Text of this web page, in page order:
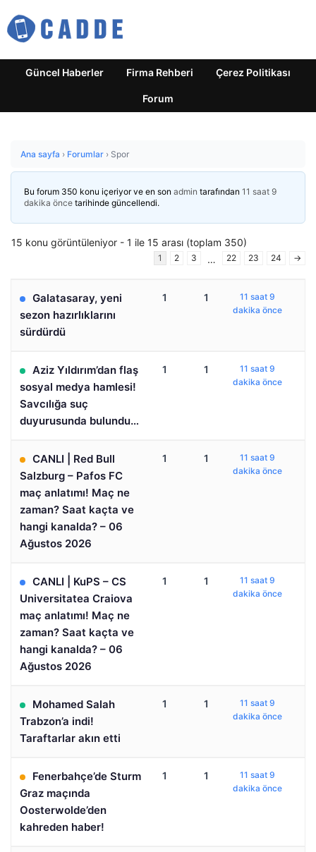
Güncel Haberler Firma Rehberi Çerez Politikası
Forum
Ana sayfa › Forumlar › Spor
Bu forum 350 konu içeriyor ve en son admin tarafından 11 saat 9
dakika önce tarihinde güncellendi.
15 konu görüntüleniyor - 1 ile 15 arası (toplam 350)
1 2 3 … 22 23 24 →
Galatasaray, yeni
sezon hazırlıklarını
sürdürdü
1 1
11 saat 9
dakika önce
Aziz Yıldırım’dan flaş
sosyal medya hamlesi!
Savcılığa suç
duyurusunda bulundu…
1 1
11 saat 9
dakika önce
CANLI | Red Bull
Salzburg – Pafos FC
maç anlatımı! Maç ne
zaman? Saat kaçta ve
hangi kanalda? – 06
Ağustos 2026
1 1
11 saat 9
dakika önce
CANLI | KuPS – CS
Universitatea Craiova
maç anlatımı! Maç ne
zaman? Saat kaçta ve
hangi kanalda? – 06
Ağustos 2026
1 1
11 saat 9
dakika önce
Mohamed Salah
Trabzon’a indi!
Taraftarlar akın etti
1 1
11 saat 9
dakika önce
Fenerbahçe’de Sturm
Graz maçında
Oosterwolde’den
kahreden haber!
1 1
11 saat 9
dakika önce